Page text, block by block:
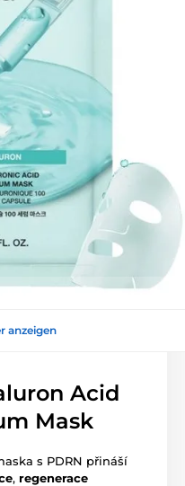
anzeigen
Acid
Mask
s PDRN přináší
, regenerace